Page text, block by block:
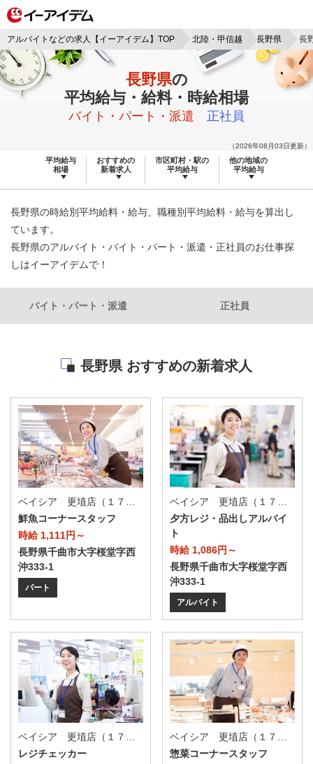
アルバイトなどの求人【イーアイデム】TOP 北陸・甲信越 長野県 長
長野県の
平均給与・給料・時給相場
バイト・パート・派遣 正社員
（2026年08月03日更新）
平均給与
相場
おすすめの
新着求人
市区町村・駅の
平均給与
他の地域の
平均給与
長野県の時給別平均給料・給与、職種別平均給料・給与を算出し
ています。
長野県のアルバイト・バイト・パート・派遣・正社員のお仕事探
しはイーアイデムで！
バイト・パート・派遣 正社員
長野県 おすすめの新着求人
ベイシア 更埴店（１７０Ｔ）
鮮魚コーナースタッフ
時給 1,111円～
長野県千曲市大字桜堂字西
沖333-1
パート
ベイシア 更埴店（１７０Ｔ）
夕方レジ・品出しアルバイ
ト
時給 1,086円～
長野県千曲市大字桜堂字西
沖333-1
アルバイト
レジチェッカー
惣菜コーナースタッフ